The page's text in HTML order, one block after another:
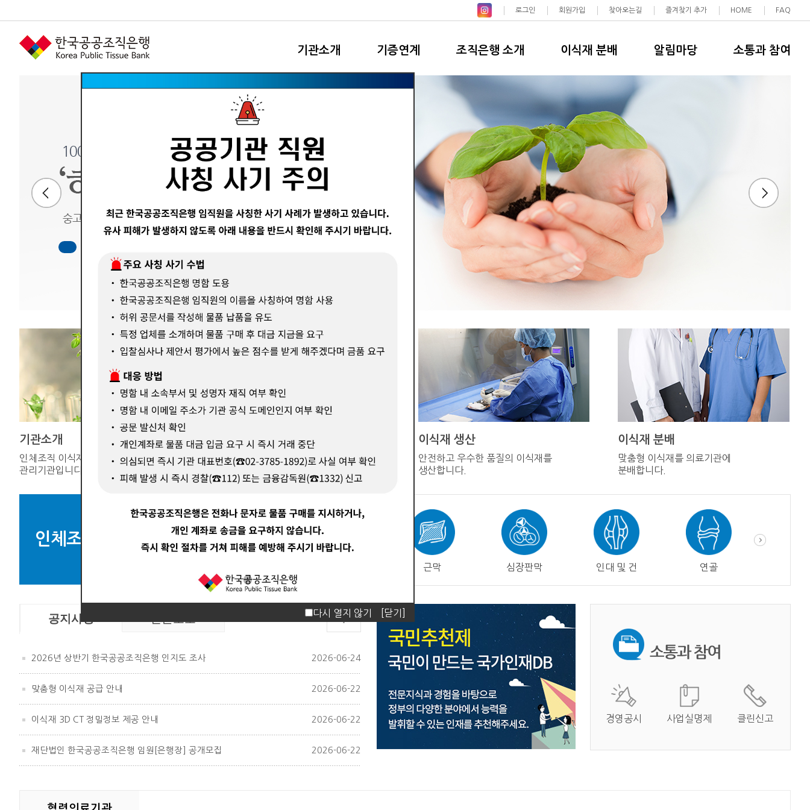
다시 열지 않기 [닫기]
로그인 회원가입 찾아오는길 즐겨찾기 추가 HOME FAQ
기관소개 기증연계 조직은행 소개 이식재 분배 알림마당 소통과 참여
기관소개
인체조직 이식재의 공적
관리기관입니다.
기증연계
한국장기조직기증원에서 구득한
인체조직을 전달받습니다
이식재 생산
안전하고 우수한 품질의 이식재를
생산합니다.
이식재 분배
맞춤형 이식재를 의료기관에
분배합니다.
인체조직 이식재
근막 심장판막 인대 및 건 연골
공지사항
2026년 상반기 한국공공조직은행 인지도 조사 2026-06-24
맞춤형 이식재 공급 안내 2026-06-22
이식재 3D CT 정밀정보 제공 안내 2026-06-22
재단법인 한국공공조직은행 임원[은행장] 공개모집 2026-06-22
경영공시 사업실명제 클린신고